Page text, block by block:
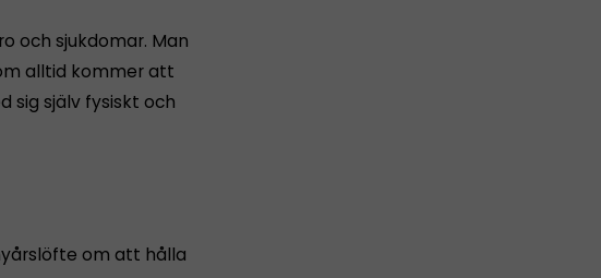
och sjukdomar. Man
alltid kommer att
sig själv fysiskt och
om att hålla